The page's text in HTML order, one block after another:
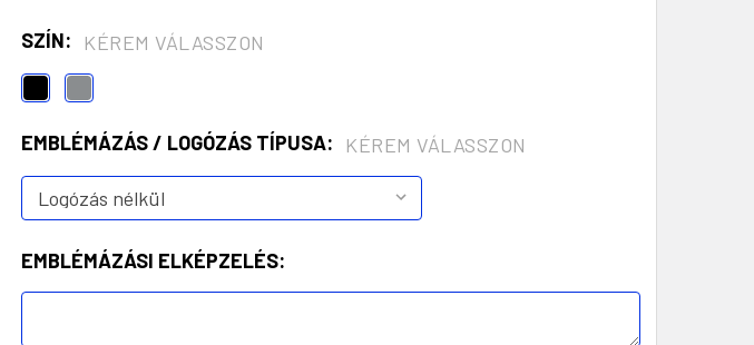
SZÍN: KÉREM VÁLASSZON
EMBLÉMÁZÁS / LOGÓZÁS TÍPUSA: KÉREM VÁLASSZON
EMBLÉMÁZÁSI ELKÉPZELÉS: